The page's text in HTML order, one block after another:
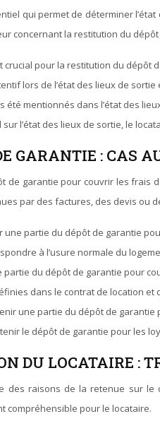
qui permet de déterminer
concernant la restitution du
crucial pour la restitution du dépôt
lors de l’état des lieux de
été mentionnés dans l’état des
sur l’état des lieux de sortie, le
GARANTIE : CAS
garantie pour couvrir les frais
par des factures, des devis ou
partie du dépôt de garantie
à l’usure normale du
du dépôt de garantie pour
dans le contrat de location
une partie du dépôt de
le dépôt de garantie pour les
DU LOCATAIRE :
des raisons de la retenue sur
compréhensible pour le locataire.